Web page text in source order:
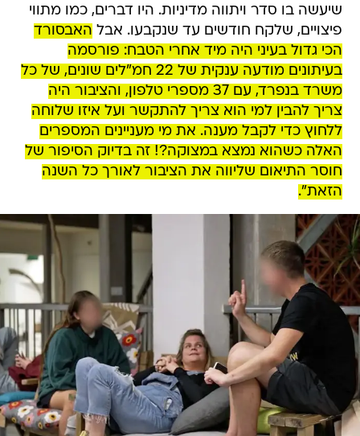
שיעשה בו סדר ויתווה מדיניות. היו דברים, כמו מתווי
פיצויים, שלקח חודשים עד שנקבעו. אבל האבסורד
הכי גדול בעיני היה מיד אחרי הטבח: פורסמה
בעיתונים מודעה ענקית של 22 חמ"לים שונים, של כל
משרד בנפרד, עם 37 מספרי טלפון, והציבור היה
צריך להבין למי הוא צריך להתקשר ועל איזו שלוחה
ללחוץ כדי לקבל מענה. את מי מעניינים המספרים
האלה כשהוא נמצא במצוקה?! זה בדיוק הסיפור של
חוסר התיאום שליווה את הציבור לאורך כל השנה
הזאת".